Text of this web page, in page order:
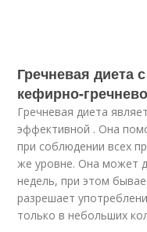
Гречневая диета
кефирно-
Гречневая диета
эффективной . Она
при соблюдении всех
же уровне. Она может
недель, при этом
разрешает
только в небольших